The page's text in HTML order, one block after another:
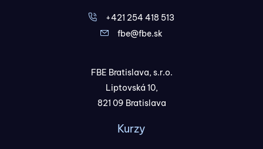
+421 254 418 513
fbe@fbe.sk
FBE Bratislava, s.r.o.
Liptovská 10,
821 09 Bratislava
Kurzy